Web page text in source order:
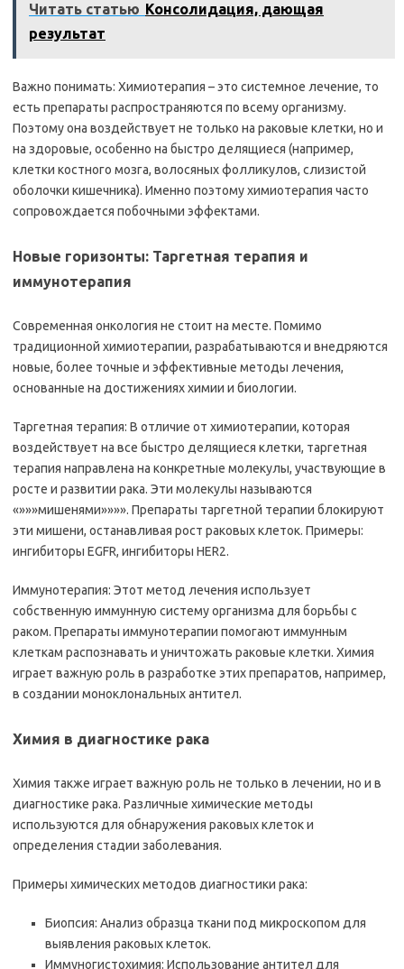
Читать статью Консолидация, дающая
результат
Важно понимать: Химиотерапия – это системное лечение, то
есть препараты распространяются по всему организму.
Поэтому она воздействует не только на раковые клетки, но и
на здоровые, особенно на быстро делящиеся (например,
клетки костного мозга, волосяных фолликулов, слизистой
оболочки кишечника). Именно поэтому химиотерапия часто
сопровождается побочными эффектами.
Новые горизонты: Таргетная терапия и
иммунотерапия
Современная онкология не стоит на месте. Помимо
традиционной химиотерапии, разрабатываются и внедряются
новые, более точные и эффективные методы лечения,
основанные на достижениях химии и биологии.
Таргетная терапия: В отличие от химиотерапии, которая
воздействует на все быстро делящиеся клетки, таргетная
терапия направлена на конкретные молекулы, участвующие в
росте и развитии рака. Эти молекулы называются
«»»»мишенями»»»». Препараты таргетной терапии блокируют
эти мишени, останавливая рост раковых клеток. Примеры:
ингибиторы EGFR, ингибиторы HER2.
Иммунотерапия: Этот метод лечения использует
собственную иммунную систему организма для борьбы с
раком. Препараты иммунотерапии помогают иммунным
клеткам распознавать и уничтожать раковые клетки. Химия
играет важную роль в разработке этих препаратов, например,
в создании моноклональных антител.
Химия в диагностике рака
Химия также играет важную роль не только в лечении, но и в
диагностике рака. Различные химические методы
используются для обнаружения раковых клеток и
определения стадии заболевания.
Примеры химических методов диагностики рака:
Биопсия: Анализ образца ткани под микроскопом для
выявления раковых клеток.
Иммуногистохимия: Использование антител для